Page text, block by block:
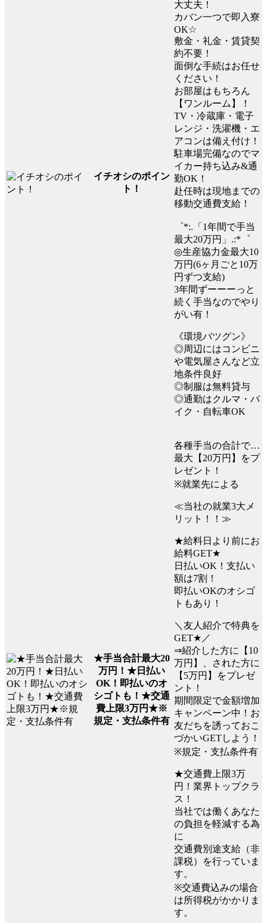
イチオシのポイン
ト！
大丈夫！
カバン一つで即入寮
OK☆
敷金・礼金・賃貸契
約不要！
面倒な手続はお任せ
ください！
お部屋はもちろん
【ワンルーム】！
TV・冷蔵庫・電子
レンジ・洗濯機・エ
アコンは備え付け！
駐車場完備なのでマ
イカー持ち込み&通
勤OK！
赴任時は現地までの
移動交通費支給！
゜*:.「1年間で手当
最大20万円」.:*゜
◎生産協力金最大10
万円(6ヶ月ごと10万
円ずつ支給)
3年間ずーーーっと
続く手当なのでやり
がい有！
《環境バツグン》
◎周辺にはコンビニ
や電気屋さんなど立
地条件良好
◎制服は無料貸与
◎通勤はクルマ・バ
イク・自転車OK
★手当合計最大20
万円！★日払い
OK！即払いのオ
シゴトも！★交通
費上限3万円★※
規定・支払条件有
各種手当の合計で…
最大【20万円】をプ
レゼント！
※就業先による
≪当社の就業3大メ
リット！！≫
★給料日より前にお
給料GET★
日払いOK！支払い
額は7割！
即払いOKのオシゴ
トもあり！
＼友人紹介で特典を
GET★／
⇒紹介した方に【10
万円】、された方に
【5万円】をプレゼ
ント！
期間限定で金額増加
キャンペーン中！お
友だちを誘っておこ
づかいGETしよう！
※規定・支払条件有
★交通費上限3万
円！業界トップクラ
ス！
当社では働くあなた
の負担を軽減する為
に
交通費別途支給（非
課税）を行っていま
す。
※交通費込みの場合
は所得税がかかりま
す。